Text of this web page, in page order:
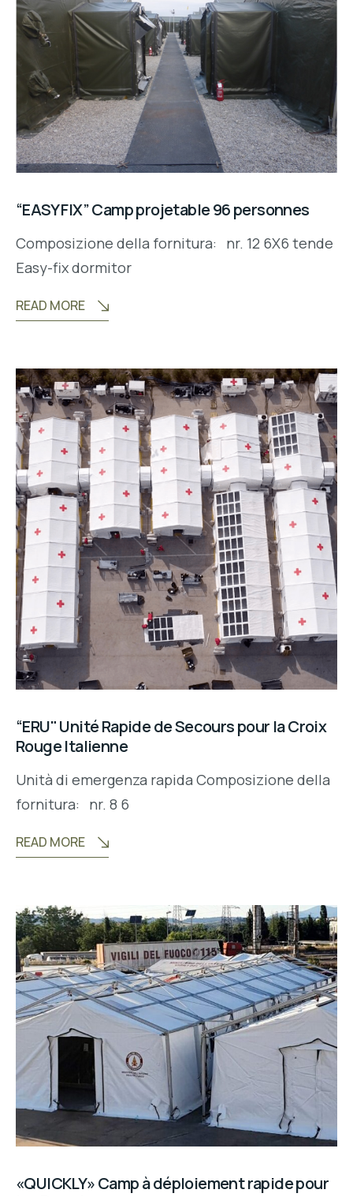
“EASY FIX” Camp projetable 96 personnes
Composizione della fornitura: nr. 12 6X6 tende
Easy-fix dormitor
READ MORE
“ERU" Unité Rapide de Secours pour la Croix
Rouge Italienne
Unità di emergenza rapida Composizione della
fornitura: nr. 8 6
READ MORE
«QUICKLY» Camp à déploiement rapide pour